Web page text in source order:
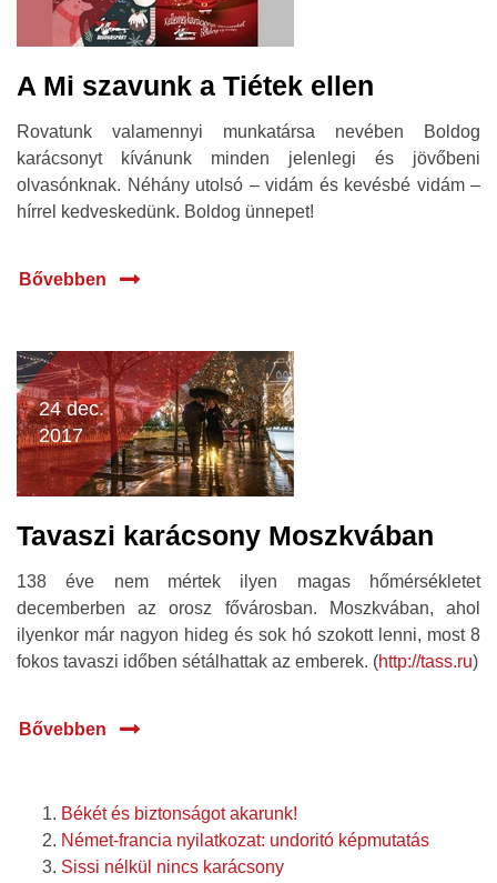
A Mi szavunk a Tiétek ellen
Rovatunk valamennyi munkatársa nevében Boldog
karácsonyt kívánunk minden jelenlegi és jövőbeni
olvasónknak. Néhány utolsó – vidám és kevésbé vidám –
hírrel kedveskedünk. Boldog ünnepet!
Bővebben
24 dec.
2017
Tavaszi karácsony Moszkvában
138 éve nem mértek ilyen magas hőmérsékletet
decemberben az orosz fővárosban. Moszkvában, ahol
ilyenkor már nagyon hideg és sok hó szokott lenni, most 8
fokos tavaszi időben sétálhattak az emberek. (http://tass.ru)
Bővebben
Békét és biztonságot akarunk!
Német-francia nyilatkozat: undoritó képmutatás
Sissi nélkül nincs karácsony